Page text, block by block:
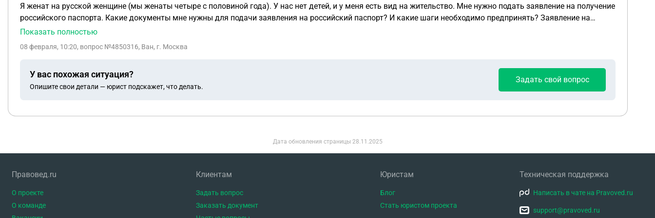
Я женат на русской женщине (мы женаты четыре с половиной года). У нас нет детей, и у меня есть вид на жительство. Мне нужно подать заявление на получение
российского паспорта. Какие документы мне нужны для подачи заявления на российский паспорт? И какие шаги необходимо предпринять? Заявление на
получение российского паспорта
Показать полностью
08 февраля, 10:20, вопрос №4850316, Ван, г. Москва
У вас похожая ситуация?
Опишите свои детали — юрист подскажет, что делать.
Задать свой вопрос
Дата обновления страницы 28.11.2025
Правовед.ru
О проекте
О команде
Клиентам
Задать вопрос
Заказать документ
Юристам
Блог
Стать юристом проекта
Техническая поддержка
Написать в чате на Pravoved.ru
support@pravoved.ru